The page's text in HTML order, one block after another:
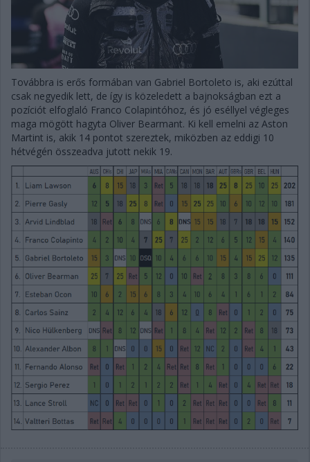
Továbbra is erős formában van Gabriel Bortoleto is, aki ezúttal
csak negyedik lett, de így is közeledett a bajnokságban ezt a
pozíciót elfoglaló Franco Colapintóhoz, és jó eséllyel végleges
maga mögött hagyta Oliver Bearmant. Ki kell emelni az Aston
Martint is, akik 14 pontot szereztek, miközben az eddigi 10
hétvégén összeadva jutott nekik 19.